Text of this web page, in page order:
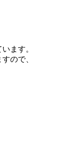
ます。
ので、